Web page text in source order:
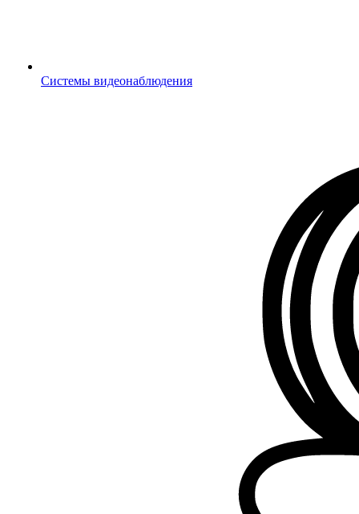
Системы видеонаблюдения